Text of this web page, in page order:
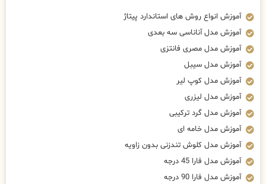
آموزش انواع روش های استاندارد پیتاژ
آموزش مدل آناناسی سه بعدی
آموزش مدل مصری فانتزی
آموزش مدل سیبل
آموزش مدل کوپ لیر
آموزش مدل لیزری
آموزش مدل گرد ترکیبی
آموزش مدل خامه ای
آموزش مدل کلوش تندزنی بدون زاویه
آموزش مدل فارا 45 درجه
آموزش مدل فارا 90 درجه